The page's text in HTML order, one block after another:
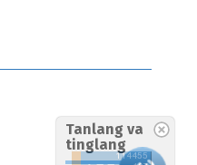
Tanlang va
tinglang